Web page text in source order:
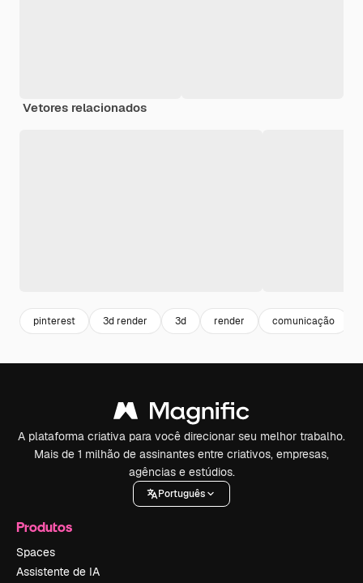
Vetores relacionados
pinterest 3d render 3d render comunicação
A plataforma criativa para você direcionar seu melhor trabalho.
Mais de 1 milhão de assinantes entre criativos, empresas,
agências e estúdios.
Português
Produtos
Spaces
Assistente de IA